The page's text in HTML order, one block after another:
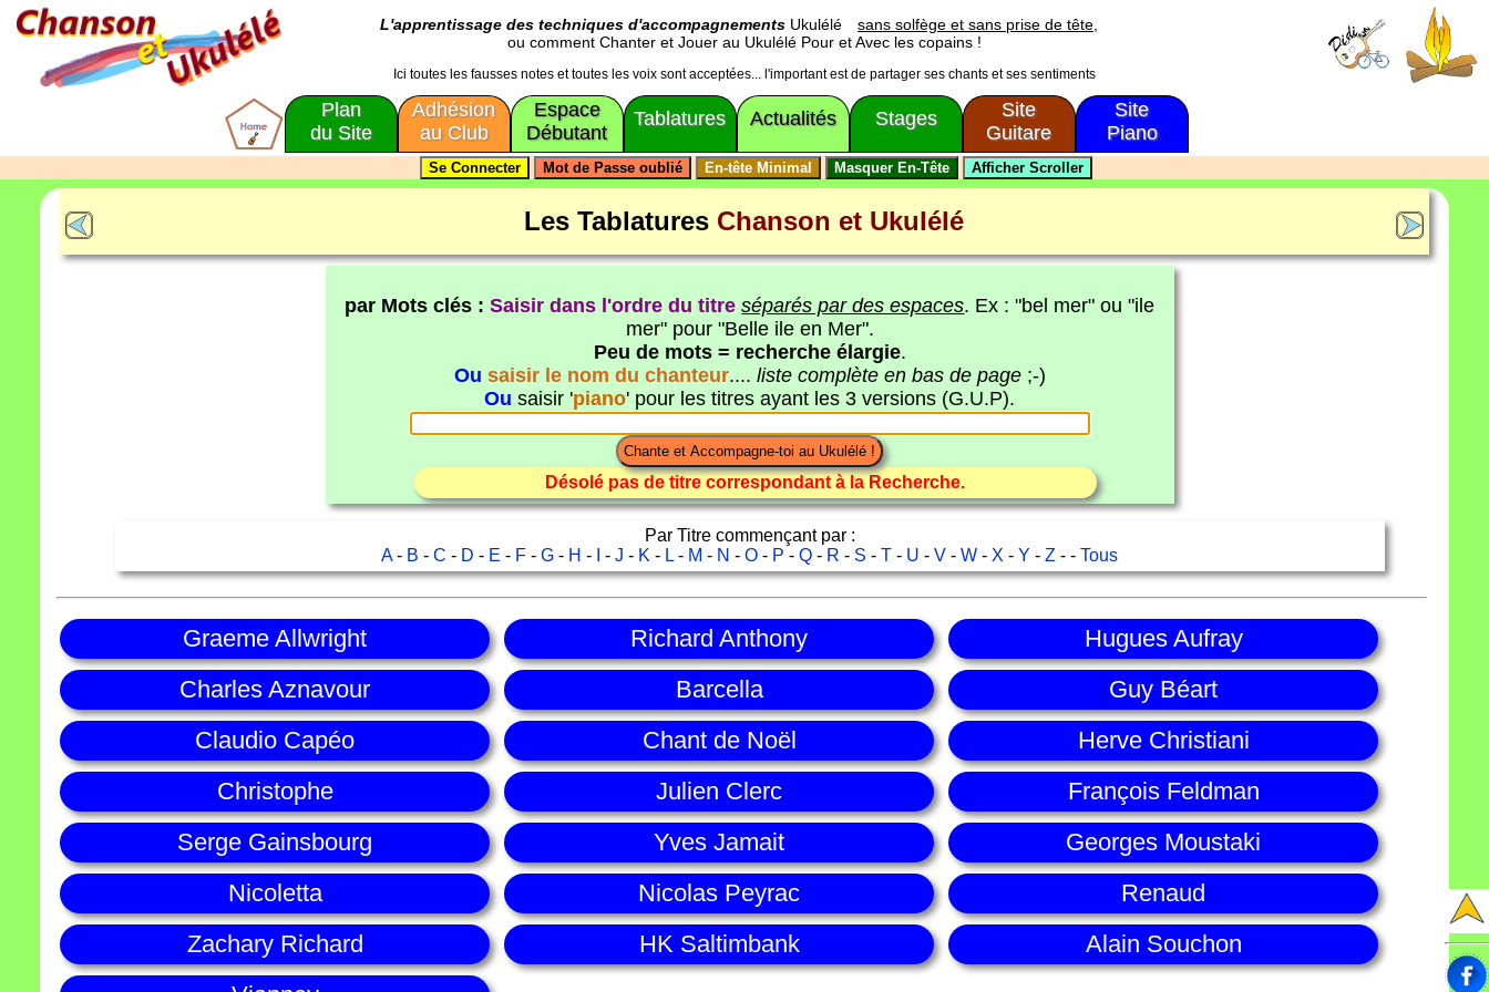
L'apprentissage des techniques d'accompagnements Ukulélé
sans solfège et sans prise de tête,
ou comment Chanter et Jouer au Ukulélé Pour et Avec les copains !
Ici toutes les fausses notes et toutes les voix sont acceptées... l'important est de partager ses chants et ses sentiments
Plan
du Site
Adhésion
au Club
Espace
Débutant
Tablatures Actualités Stages
Site
Guitare
Site
Piano
Les Tablatures Chanson et Ukulélé
par Mots clés :Saisir dans l'ordre du titre séparés par des espaces. Ex : "bel mer" ou "ile
mer" pour "Belle ile en Mer".
Peu de mots = recherche élargie.
Ou saisir le nom du chanteur.... liste complète en bas de page;-)
Ou saisir 'piano' pour les titres ayant les 3 versions (G.U.P).
Désolé pas de titre correspondant à la Recherche.
Par Titre commençant par :
A- B -C - D - E - F -G - H - -J - K - L - M - N -O - P -Q - R - S -T - U -V -W - X -Y -Z - -Tous
Graeme Allwright Richard Anthony
Hugues Aufray
Charles Aznavour
Barcella
Guy Béart
Claudio Capéo
Chant de Noël
Herve Christiani
Christophe
Julien Clerc
François Feldman
Serge Gainsbourg
Yves Jamait
Georges Moustaki
Nicoletta
Nicolas Peyrac
Renaud
Zachary Richard
HK Saltimbank
Alain Souchon